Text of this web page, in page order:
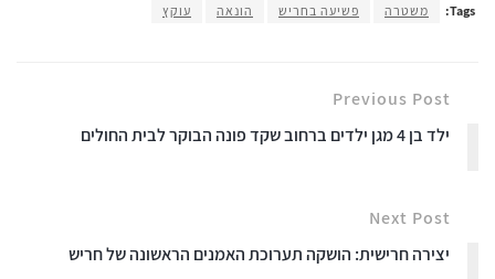
Tags: משטרה פשיעה בחריש הונאה עוקץ
Previous Post
ילד בן 4 מגן ילדים ברחוב שקד פונה הבוקר לבית החולים
Next Post
יצירה חרישית: הושקה תערוכת האמנים הראשונה של חריש